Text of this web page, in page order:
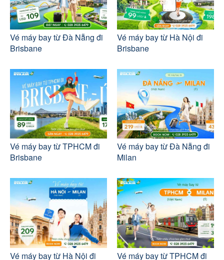
Vé máy bay từ Đà Nẵng đi
Brisbane
Vé máy bay từ Hà Nội đi
Brisbane
Vé máy bay từ TPHCM đi
Brisbane
Vé máy bay từ Đà Nẵng đi
Milan
Vé máy bay từ Hà Nội đi
Vé máy bay từ TPHCM đi